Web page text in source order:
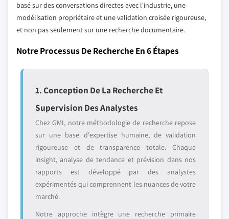
basé sur des conversations directes avec l'industrie, une
modélisation propriétaire et une validation croisée rigoureuse,
et non pas seulement sur une recherche documentaire.
Notre Processus De Recherche En 6 Étapes
1. Conception De La Recherche Et
Supervision Des Analystes
Chez GMI, notre méthodologie de recherche repose
sur une base d'expertise humaine, de validation
rigoureuse et de transparence totale. Chaque
insight, analyse de tendance et prévision dans nos
rapports est développé par des analystes
expérimentés qui comprennent les nuances de votre
marché.
Notre approche intègre une recherche primaire